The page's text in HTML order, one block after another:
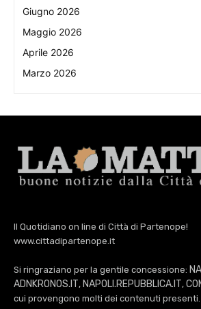
Giugno 2026
Maggio 2026
Aprile 2026
Marzo 2026
Il Quotidiano on line di Città di Partenope!
www.cittadipartenope.it
Si ringraziano per la gentile concessione:
ADNKRONOS.IT, NAPOLI.REPUBBLICA.IT,
cui provengono molti dei contenuti presenti.